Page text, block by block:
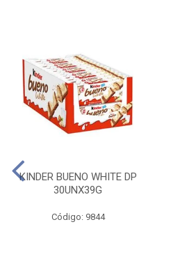
KINDER BUENO WHITE DP
30UNX39G
Código: 9844